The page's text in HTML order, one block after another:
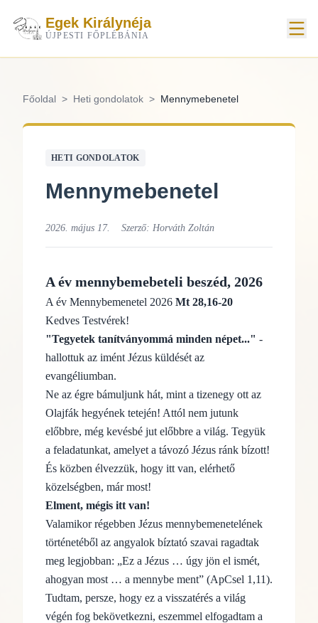
Egek Királynéja
ÚJPESTI FŐPLÉBÁNIA
Főoldal > Heti gondolatok > Mennymebenetel
HETI GONDOLATOK
Mennymebenetel
2026. május 17. Szerző: Horváth Zoltán
A év mennybemebeteli beszéd, 2026
A év Mennybemenetel 2026 Mt 28,16-20
Kedves Testvérek!
"Tegyetek tanítványommá minden népet..." -
hallottuk az imént Jézus küldését az
evangéliumban.
Ne az égre bámuljunk hát, mint a tizenegy ott az
Olajfák hegyének tetején! Attól nem jutunk
előbbre, még kevésbé jut előbbre a világ. Tegyük
a feladatunkat, amelyet a távozó Jézus ránk bízott!
És közben élvezzük, hogy itt van, elérhető
közelségben, már most!
Elment, mégis itt van!
Valamikor régebben Jézus mennybemenetelének
történetéből az angyalok bíztató szavai ragadtak
meg legjobban: „Ez a Jézus … úgy jön el ismét,
ahogyan most … a mennybe ment” (ApCsel 1,11).
Tudtam, persze, hogy ez a visszatérés a világ
végén fog bekövetkezni, eszemmel elfogadtam a